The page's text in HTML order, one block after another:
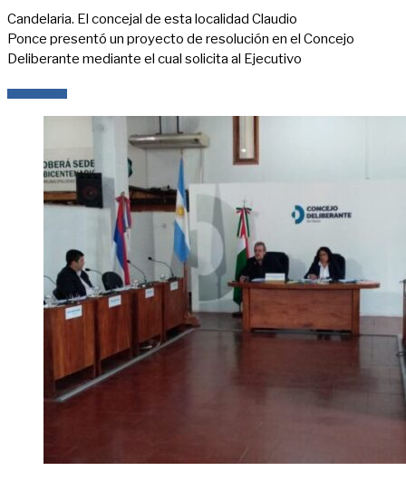
Candelaria. El concejal de esta localidad Claudio
Ponce presentó un proyecto de resolución en el Concejo
Deliberante mediante el cual solicita al Ejecutivo